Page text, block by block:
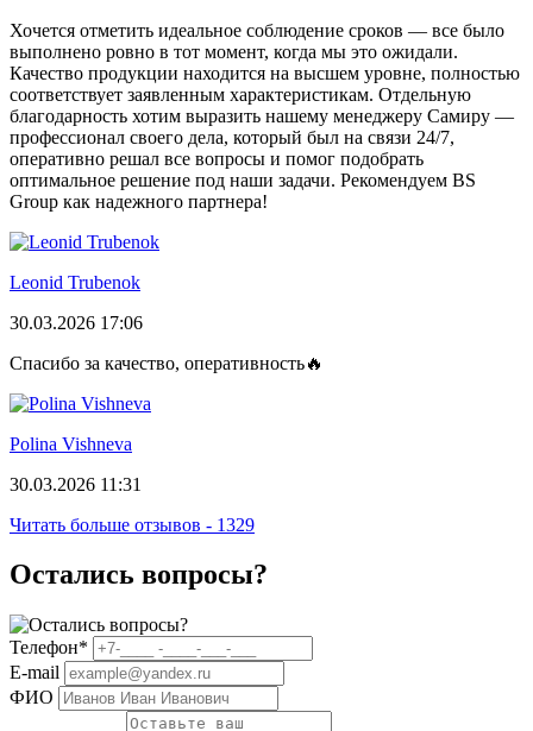
Хочется отметить идеальное соблюдение сроков — все было
выполнено ровно в тот момент, когда мы это ожидали.
Качество продукции находится на высшем уровне, полностью
соответствует заявленным характеристикам. Отдельную
благодарность хотим выразить нашему менеджеру Самиру —
профессионал своего дела, который был на связи 24/7,
оперативно решал все вопросы и помог подобрать
оптимальное решение под наши задачи. Рекомендуем BS
Group как надежного партнера!
Leonid Trubenok
30.03.2026 17:06
Спасибо за качество, оперативность🔥
Polina Vishneva
30.03.2026 11:31
Читать больше отзывов - 1329
Остались вопросы?
Телефон*
E-mail
ФИО